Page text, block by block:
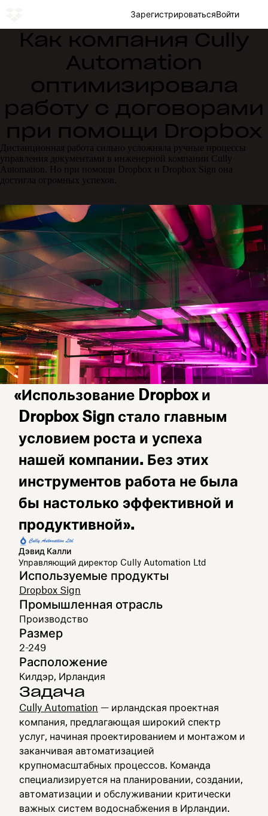
ЗарегистрироватьсяВойти
Как компания Cully
Automation
оптимизировала
работу с договорами
при помощи Dropbox
Дистанционная работа сильно усложняла ручные процессы
управления документами в инженерной компании Cully
Automation. Но при помощи Dropbox и Dropbox Sign она
достигла огромных успехов.
«Использование Dropbox и
Dropbox Sign стало главным
условием роста и успеха
нашей компании. Без этих
инструментов работа не была
бы настолько эффективной и
продуктивной».
Дэвид Калли
Управляющий директор Cully Automation Ltd
Используемые продукты
Dropbox Sign
Промышленная отрасль
Производство
Размер
2-249
Расположение
Килдэр, Ирландия
Задача
Cully Automation — ирландская проектная
компания, предлагающая широкий спектр
услуг, начиная проектированием и монтажом и
заканчивая автоматизацией
крупномасштабных процессов. Команда
специализируется на планировании, создании,
автоматизации и обслуживании критически
важных систем водоснабжения в Ирландии.